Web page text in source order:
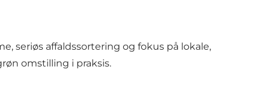
seriøs affaldssortering og fokus på lokale,
omstilling i praksis.